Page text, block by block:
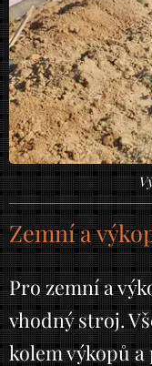
Zemní a
Pro zemní a
vhodný stroj.
kolem výkopů